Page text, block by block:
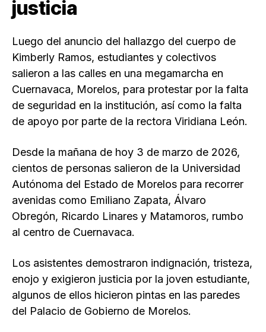
justicia
Luego del anuncio del hallazgo del cuerpo de
Kimberly Ramos, estudiantes y colectivos
salieron a las calles en una megamarcha en
Cuernavaca, Morelos, para protestar por la falta
de seguridad en la institución, así como la falta
de apoyo por parte de la rectora Viridiana León.
Desde la mañana de hoy 3 de marzo de 2026,
cientos de personas salieron de la Universidad
Autónoma del Estado de Morelos para recorrer
avenidas como Emiliano Zapata, Álvaro
Obregón, Ricardo Linares y Matamoros, rumbo
al centro de Cuernavaca.
Los asistentes demostraron indignación, tristeza,
enojo y exigieron justicia por la joven estudiante,
algunos de ellos hicieron pintas en las paredes
del Palacio de Gobierno de Morelos.